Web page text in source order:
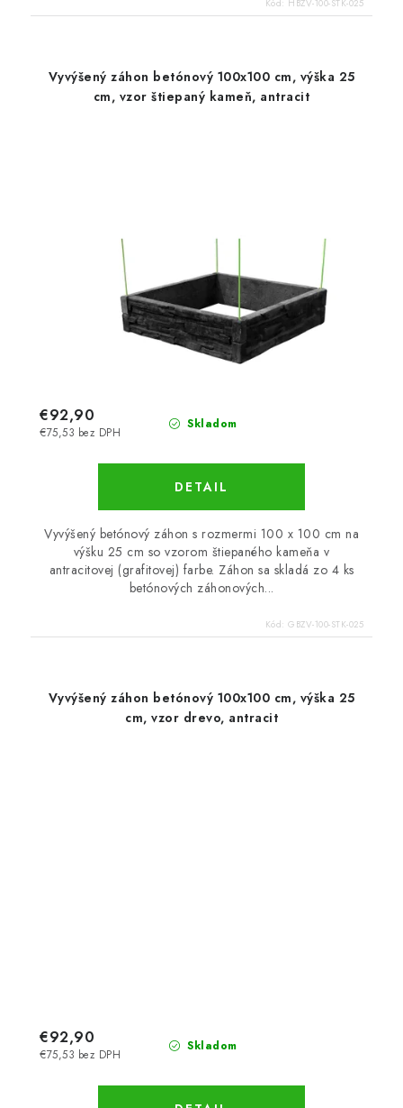
Kód: HBZV-100-STK-025
Vyvýšený záhon betónový 100x100 cm, výška 25
cm, vzor štiepaný kameň, antracit
Skladom
€75,53 bez DPH
€92,90
DETAIL
Vyvýšený betónový záhon s rozmermi 100 x 100 cm na
výšku 25 cm so vzorom štiepaného kameňa v
antracitovej (grafitovej) farbe. Záhon sa skladá zo 4 ks
betónových záhonových...
Kód: GBZV-100-STK-025
Vyvýšený záhon betónový 100x100 cm, výška 25
cm, vzor drevo, antracit
Skladom
€75,53 bez DPH
€92,90